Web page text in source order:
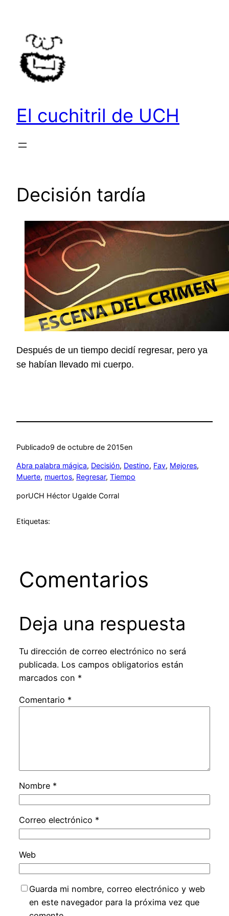
contenido
El cuchitril de UCH
Decisión tardía
Después de un tiempo decidí regresar, pero ya
se habían llevado mi cuerpo.
Publicado9 de octubre de 2015en
Abra palabra mágica, Decisión, Destino, Fav, Mejores
Muerte, muertos, Regresar, Tiempo
porUCH Héctor Ugalde Corral
Etiquetas:
Comentarios
Deja una respuesta
Tu dirección de correo electrónico no será
publicada. Los campos obligatorios están
marcados con *
Comentario *
Nombre *
Correo electrónico *
Web
Guarda mi nombre, correo electrónico y web
en este navegador para la próxima vez que